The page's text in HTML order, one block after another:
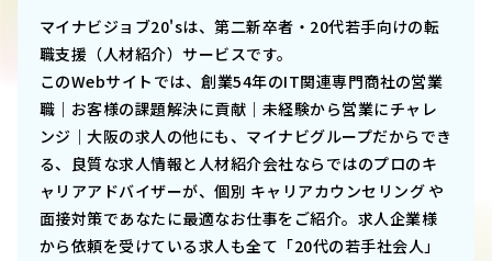
マイナビジョブ20'sは、第二新卒者・20代若手向けの転
職支援（人材紹介）サービスです。
このWebサイトでは、創業54年のIT関連専門商社の営業
職｜お客様の課題解決に貢献｜未経験から営業にチャレ
ンジ｜大阪の求人の他にも、マイナビグループだからでき
る、良質な求人情報と人材紹介会社ならではのプロのキ
ャリアアドバイザーが、個別 キャリアカウンセリング や
面接対策であなたに最適なお仕事をご紹介。求人企業様
から依頼を受けている求人も全て「20代の若手社会人」